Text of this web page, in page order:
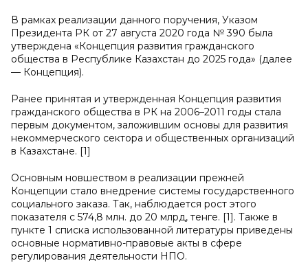
В рамках реализации данного поручения, Указом
Президента РК от 27 августа 2020 года № 390 была
утверждена «Концепция развития гражданского
общества в Республике Казахстан до 2025 года» (далее
— Концепция).
Ранее принятая и утвержденная Концепция развития
гражданского общества в РК на 2006–2011 годы стала
первым документом, заложившим основы для развития
некоммерческого сектора и общественных организаций
в Казахстане. [1]
Основным новшеством в реализации прежней
Концепции стало внедрение системы государственного
социального заказа. Так, наблюдается рост этого
показателя с 574,8 млн. до 20 млрд, тенге. [1]. Также в
пункте 1 списка использованной литературы приведены
основные нормативно-правовые акты в сфере
регулирования деятельности НПО.